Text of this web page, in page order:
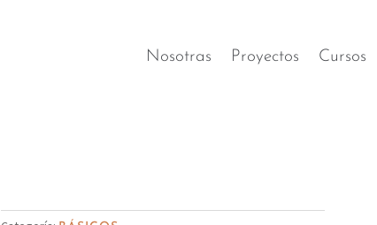
Nosotras Proyectos Cursos